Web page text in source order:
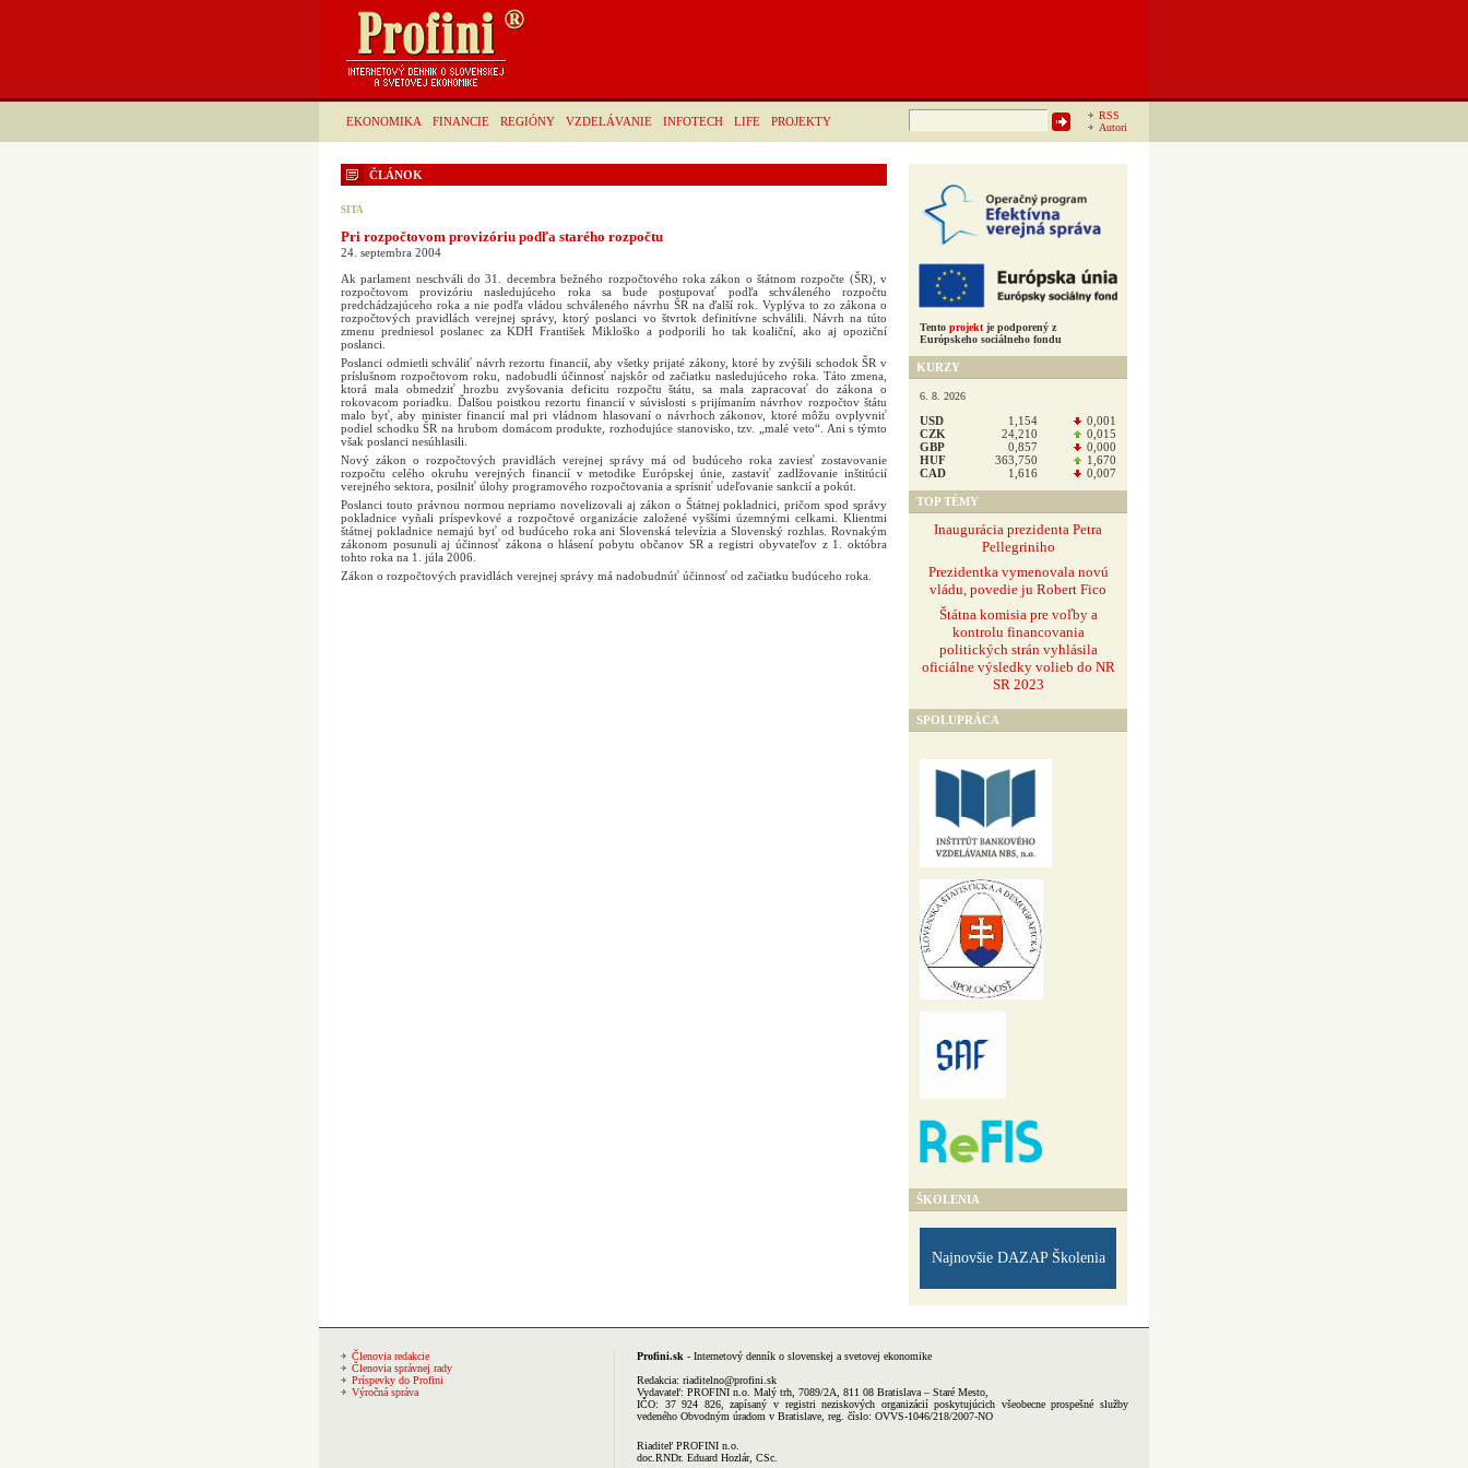
EKONOMIKA FINANCIE REGIÓNY VZDELÁVANIE INFOTECH LIFE PROJEKTY
RSS
Autori
Hľadať:
ČLÁNOK
SITA
Pri rozpočtovom provizóriu podľa starého rozpočtu
24. septembra 2004
Ak parlament neschváli do 31. decembra bežného rozpočtového roka zákon o štátnom rozpočte (ŠR), v
rozpočtovom provizóriu nasledujúceho roka sa bude postupovať podľa schváleného rozpočtu
predchádzajúceho roka a nie podľa vládou schváleného návrhu ŠR na ďalší rok. Vyplýva to zo zákona o
rozpočtových pravidlách verejnej správy, ktorý poslanci vo štvrtok definitívne schválili. Návrh na túto
zmenu predniesol poslanec za KDH František Mikloško a podporili ho tak koaliční, ako aj opoziční
poslanci.
Poslanci odmietli schváliť návrh rezortu financií, aby všetky prijaté zákony, ktoré by zvýšili schodok ŠR v
príslušnom rozpočtovom roku, nadobudli účinnosť najskôr od začiatku nasledujúceho roka. Táto zmena,
ktorá mala obmedziť hrozbu zvyšovania deficitu rozpočtu štátu, sa mala zapracovať do zákona o
rokovacom poriadku. Ďalšou poistkou rezortu financií v súvislosti s prijímaním návrhov rozpočtov štátu
malo byť, aby minister financií mal pri vládnom hlasovaní o návrhoch zákonov, ktoré môžu ovplyvniť
podiel schodku ŠR na hrubom domácom produkte, rozhodujúce stanovisko, tzv. „malé veto“. Ani s týmto
však poslanci nesúhlasili.
Nový zákon o rozpočtových pravidlách verejnej správy má od budúceho roka zaviesť zostavovanie
rozpočtu celého okruhu verejných financií v metodike Európskej únie, zastaviť zadlžovanie inštitúcií
verejného sektora, posilniť úlohy programového rozpočtovania a sprísniť udeľovanie sankcií a pokút.
Poslanci touto právnou normou nepriamo novelizovali aj zákon o Štátnej pokladnici, pričom spod správy
pokladnice vyňali príspevkové a rozpočtové organizácie založené vyššími územnými celkami. Klientmi
štátnej pokladnice nemajú byť od budúceho roka ani Slovenská televízia a Slovenský rozhlas. Rovnakým
zákonom posunuli aj účinnosť zákona o hlásení pobytu občanov SR a registri obyvateľov z 1. októbra
tohto roka na 1. júla 2006.
Zákon o rozpočtových pravidlách verejnej správy má nadobudnúť účinnosť od začiatku budúceho roka.
Tento projekt je podporený z
Európskeho sociálneho fondu
KURZY
6. 8. 2026
USD 1,154
0,001
CZK
24,210
0,015
GBP
0,857
0,000
HUF
363,750
1,670
CAD
1,616 0,007
TOP TÉMY
Inaugurácia prezidenta Petra
Pellegriniho
Prezidentka vymenovala novú
vládu, povedie ju Robert Fico
Štátna komisia pre voľby a
kontrolu financovania
politických strán vyhlásila
oficiálne výsledky volieb do NR
SR 2023
SPOLUPRÁCA
ŠKOLENIA
Najnovšie DAZAP Školenia
Členovia redakcie
Členovia správnej rady
Príspevky do Profini
Výročná správa
Profini.sk - Internetový denník o slovenskej a svetovej ekonomike
Redakcia: riaditelno@profini.sk
Vydavateľ: PROFINI n.o. Malý trh, 7089/2A, 811 08 Bratislava – Staré Mesto,
IČO: 37 924 826, zapísaný v registri neziskových organizácií poskytujúcich všeobecne prospešné služby
vedeného Obvodným úradom v Bratislave, reg. číslo: OVVS-1046/218/2007-NO
Riaditeľ PROFINI n.o.
doc.RNDr. Eduard Hozlár, CSc.